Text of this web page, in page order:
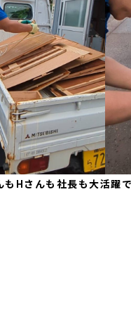
もHさんも社長も大活躍